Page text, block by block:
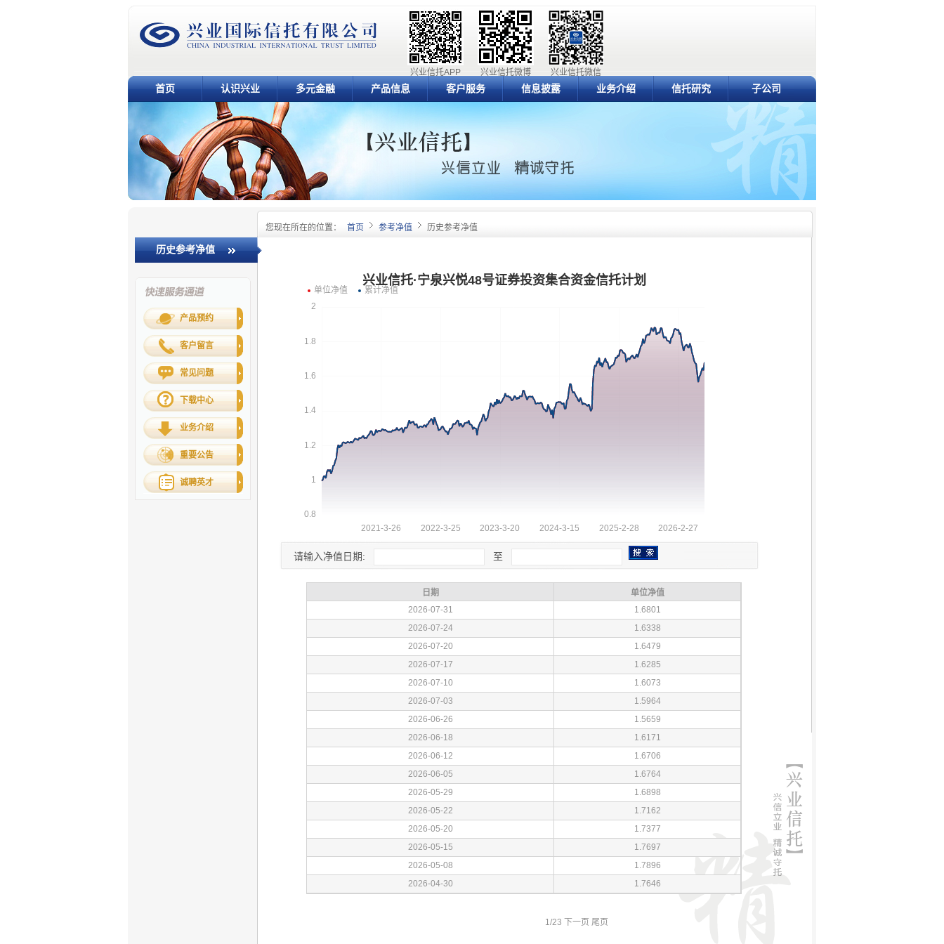
兴业信托微信
兴业信托微博
兴业信托APP
首页 认识兴业 多元金融 产品信息 客户服务 信息披露 业务介绍 信托研究 子公司
您现在所在的位置： 首页 参考净值 历史参考净值
历史参考净值
产品预约
客户留言
常见问题
下载中心
业务介绍
重要公告
诚聘英才
请输入净值日期: 至